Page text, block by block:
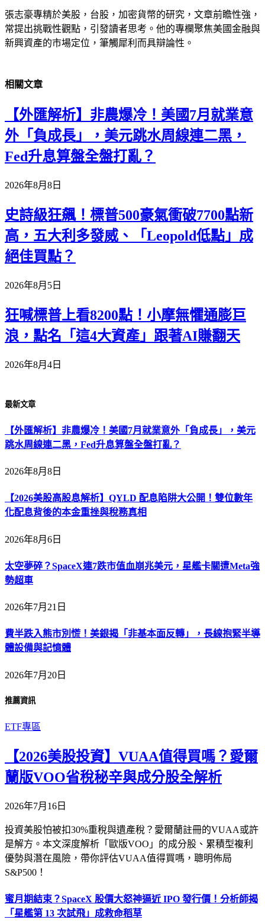
張志豪專精於美股，台股，加密貨幣的研究，文章前瞻性強，
常提出挑戰性觀點，引發讀者思考。他的專欄聚焦美國金融與
新興資產的市場定位，筆觸犀利而具辯論性。
相關文章
【外匯解析】非農爆冷！美國7月就業意
外「負成長」，美元跳水周線連二黑，
Fed升息算盤全盤打亂？
2026年8月8日
史詩級狂飆！標普500豪氣衝破7700點新
高，五大利多發威、「Leopold低點」成
絕佳買點？
2026年8月5日
狂喊標普上看8200點！小摩無懼通膨巨
浪，點名「這4大資產」跟著AI賺翻天
2026年8月4日
最新文章
【外匯解析】非農爆冷！美國7月就業意外「負成長」，美元
跳水周線連二黑，Fed升息算盤全盤打亂？
2026年8月8日
【2026美股高股息解析】QYLD 配息陷阱大公開！雙位數年
化配息背後的本金重挫與稅務真相
2026年8月6日
太空夢碎？SpaceX連7跌市值血崩兆美元，星艦卡關遭Meta強
勢超車
2026年7月21日
費半跌入熊市別慌！美銀揭「非基本面反轉」，長線抱緊半導
體設備與記憶體
2026年7月20日
推薦資訊
ETF專區
【2026美股投資】VUAA值得買嗎？愛爾
蘭版VOO省稅秘辛與成分股全解析
2026年7月16日
投資美股怕被扣30%重稅與遺產稅？愛爾蘭註冊的VUAA或許
是解方。本文深度解析「歐版VOO」的成分股、累積型複利
優勢與潛在風險，帶你評估VUAA值得買嗎，聰明佈局
S&P500！
蜜月期結束？SpaceX 股價大怒神逼近 IPO 發行價！分析師揭
「星艦第 13 次試飛」成救命稻草